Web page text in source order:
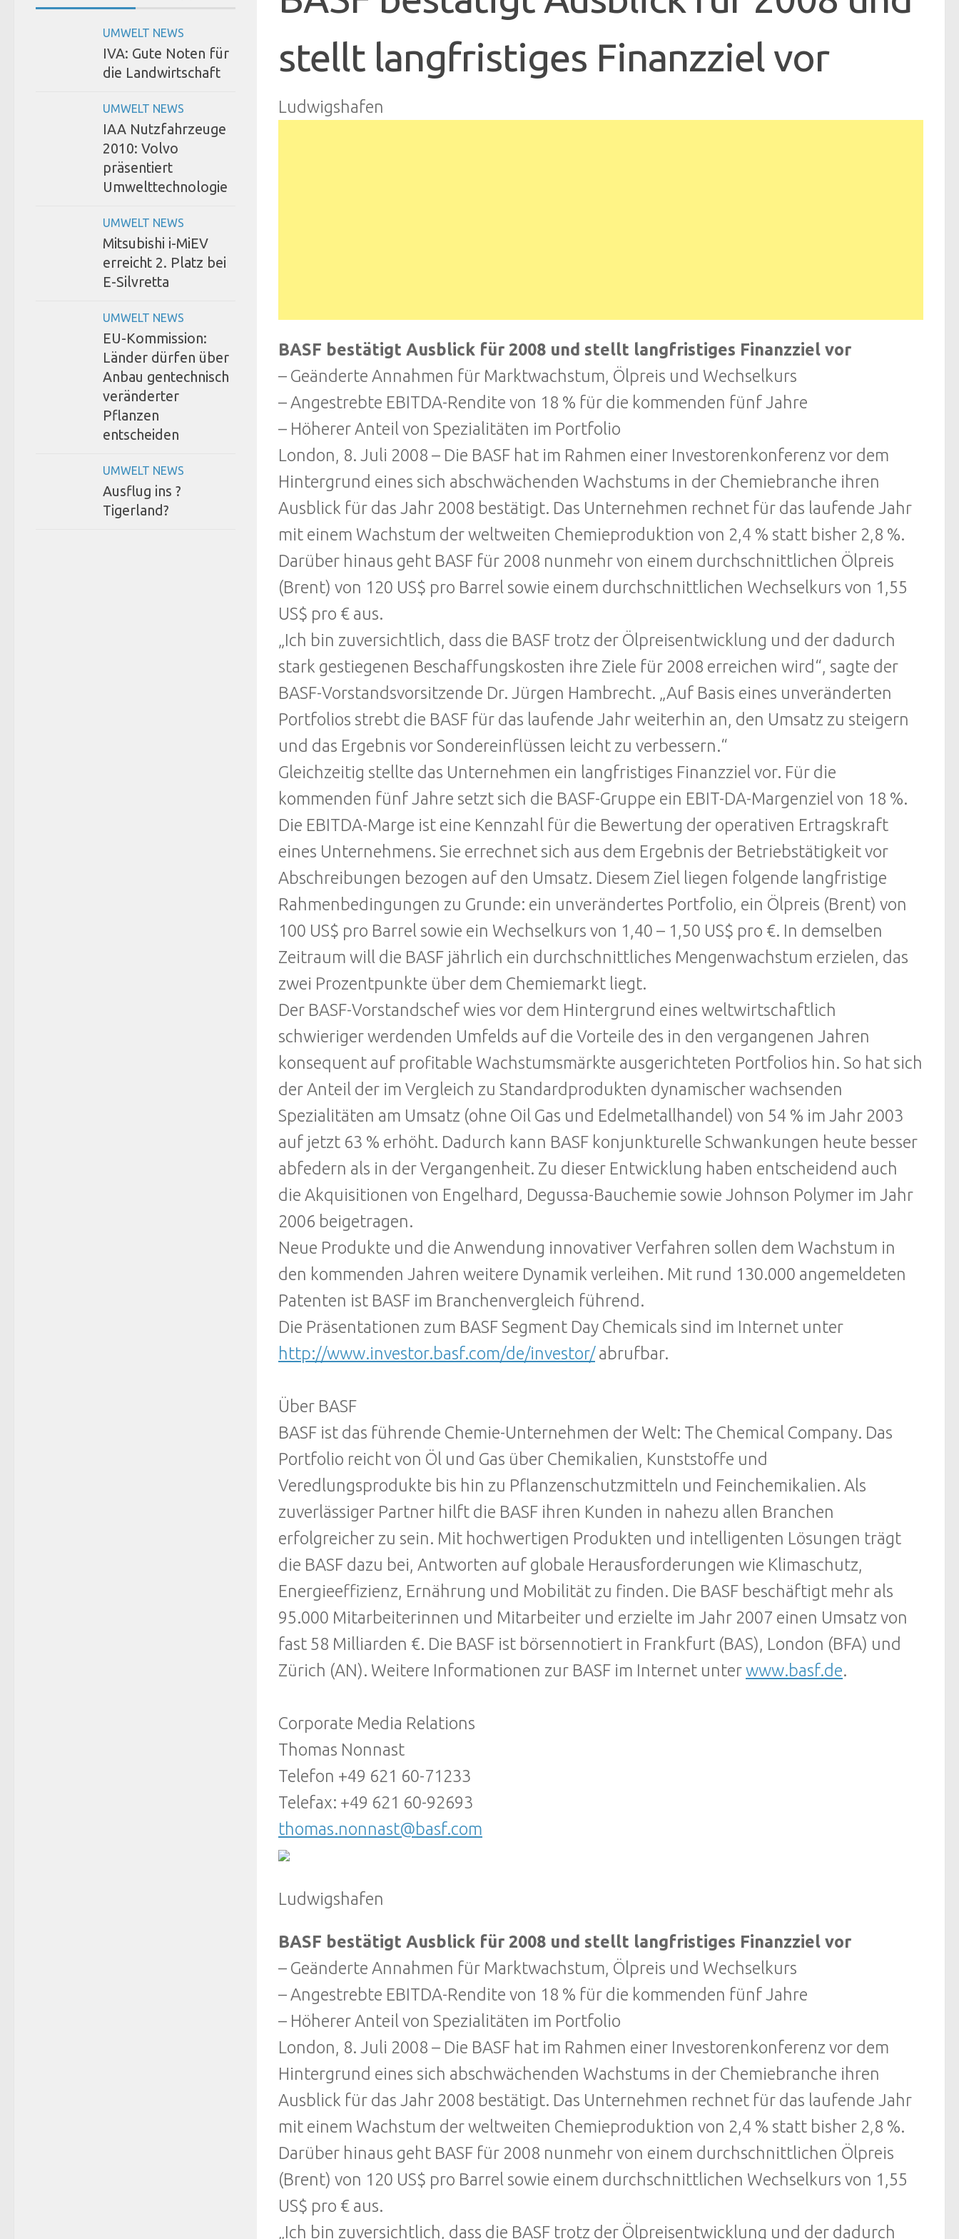
stellt langfristiges Finanzziel vor
Ludwigshafen
BASF bestätigt Ausblick für 2008 und stellt langfristiges Finanzziel vor
– Geänderte Annahmen für Marktwachstum, Ölpreis und Wechselkurs
– Angestrebte EBITDA-Rendite von 18 % für die kommenden fünf Jahre
– Höherer Anteil von Spezialitäten im Portfolio
London, 8. Juli 2008 – Die BASF hat im Rahmen einer Investorenkonferenz vor dem
Hintergrund eines sich abschwächenden Wachstums in der Chemiebranche ihren
Ausblick für das Jahr 2008 bestätigt. Das Unternehmen rechnet für das laufende Jahr
mit einem Wachstum der weltweiten Chemieproduktion von 2,4 % statt bisher 2,8 %.
Darüber hinaus geht BASF für 2008 nunmehr von einem durchschnittlichen Ölpreis
(Brent) von 120 US$ pro Barrel sowie einem durchschnittlichen Wechselkurs von 1,55
US$ pro € aus.
„Ich bin zuversichtlich, dass die BASF trotz der Ölpreisentwicklung und der dadurch
stark gestiegenen Beschaffungskosten ihre Ziele für 2008 erreichen wird“, sagte der
BASF-Vorstandsvorsitzende Dr. Jürgen Hambrecht. „Auf Basis eines unveränderten
Portfolios strebt die BASF für das laufende Jahr weiterhin an, den Umsatz zu steigern
und das Ergebnis vor Sondereinflüssen leicht zu verbessern.“
Gleichzeitig stellte das Unternehmen ein langfristiges Finanzziel vor. Für die
kommenden fünf Jahre setzt sich die BASF-Gruppe ein EBIT-DA-Margenziel von 18 %.
Die EBITDA-Marge ist eine Kennzahl für die Bewertung der operativen Ertragskraft
eines Unternehmens. Sie errechnet sich aus dem Ergebnis der Betriebstätigkeit vor
Abschreibungen bezogen auf den Umsatz. Diesem Ziel liegen folgende langfristige
Rahmenbedingungen zu Grunde: ein unverändertes Portfolio, ein Ölpreis (Brent) von
100 US$ pro Barrel sowie ein Wechselkurs von 1,40 – 1,50 US$ pro €. In demselben
Zeitraum will die BASF jährlich ein durchschnittliches Mengenwachstum erzielen, das
zwei Prozentpunkte über dem Chemiemarkt liegt.
Der BASF-Vorstandschef wies vor dem Hintergrund eines weltwirtschaftlich
schwieriger werdenden Umfelds auf die Vorteile des in den vergangenen Jahren
konsequent auf profitable Wachstumsmärkte ausgerichteten Portfolios hin. So hat sich
der Anteil der im Vergleich zu Standardprodukten dynamischer wachsenden
Spezialitäten am Umsatz (ohne Oil Gas und Edelmetallhandel) von 54 % im Jahr 2003
auf jetzt 63 % erhöht. Dadurch kann BASF konjunkturelle Schwankungen heute besser
abfedern als in der Vergangenheit. Zu dieser Entwicklung haben entscheidend auch
die Akquisitionen von Engelhard, Degussa-Bauchemie sowie Johnson Polymer im Jahr
2006 beigetragen.
Neue Produkte und die Anwendung innovativer Verfahren sollen dem Wachstum in
den kommenden Jahren weitere Dynamik verleihen. Mit rund 130.000 angemeldeten
Patenten ist BASF im Branchenvergleich führend.
Die Präsentationen zum BASF Segment Day Chemicals sind im Internet unter
http://www.investor.basf.com/de/investor/abrufbar.
Über BASF
BASF ist das führende Chemie-Unternehmen der Welt: The Chemical Company. Das
Portfolio reicht von Öl und Gas über Chemikalien, Kunststoffe und
Veredlungsprodukte bis hin zu Pflanzenschutzmitteln und Feinchemikalien. Als
zuverlässiger Partner hilft die BASF ihren Kunden in nahezu allen Branchen
erfolgreicher zu sein. Mit hochwertigen Produkten und intelligenten Lösungen trägt
die BASF dazu bei, Antworten auf globale Herausforderungen wie Klimaschutz,
Energieeffizienz, Ernährung und Mobilität zu finden. Die BASF beschäftigt mehr als
95.000 Mitarbeiterinnen und Mitarbeiter und erzielte im Jahr 2007 einen Umsatz von
fast 58 Milliarden €. Die BASF ist börsennotiert in Frankfurt (BAS), London (BFA) und
Zürich (AN). Weitere Informationen zur BASF im Internet unterwww.basf.de.
Corporate Media Relations
Thomas Nonnast
Telefon +49 621 60-71233
Telefax: +49 621 60-92693
thomas.nonnast@basf.com
Ludwigshafen
BASF bestätigt Ausblick für 2008 und stellt langfristiges Finanzziel vor
– Geänderte Annahmen für Marktwachstum, Ölpreis und Wechselkurs
– Angestrebte EBITDA-Rendite von 18 % für die kommenden fünf Jahre
– Höherer Anteil von Spezialitäten im Portfolio
London, 8. Juli 2008 – Die BASF hat im Rahmen einer Investorenkonferenz vor dem
Hintergrund eines sich abschwächenden Wachstums in der Chemiebranche ihren
Ausblick für das Jahr 2008 bestätigt. Das Unternehmen rechnet für das laufende Jahr
mit einem Wachstum der weltweiten Chemieproduktion von 2,4 % statt bisher 2,8 %.
Darüber hinaus geht BASF für 2008 nunmehr von einem durchschnittlichen Ölpreis
(Brent) von 120 US$ pro Barrel sowie einem durchschnittlichen Wechselkurs von 1,55
US$ pro € aus.
„Ich bin zuversichtlich, dass die BASF trotz der Ölpreisentwicklung und der dadurch
UMWELT NEWS
IVA: Gute Noten für
die Landwirtschaft
UMWELT NEWS
IAA Nutzfahrzeuge
2010: Volvo
präsentiert
Umwelttechnologie
UMWELT NEWS
Mitsubishi i-MiEV
erreicht 2. Platz bei
E-Silvretta
UMWELT NEWS
EU-Kommission:
Länder dürfen über
Anbau gentechnisch
veränderter
Pflanzen
entscheiden
UMWELT NEWS
Ausflug ins ?
Tigerland?